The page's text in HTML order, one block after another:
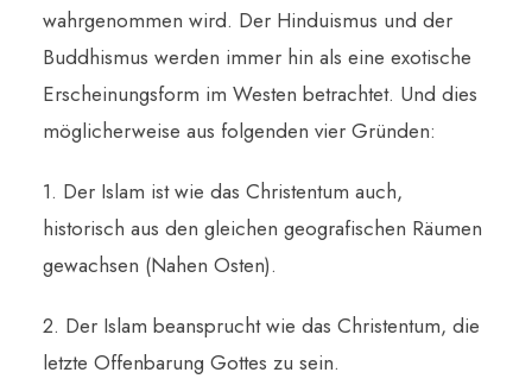
wahrgenommen wird. Der Hinduismus und der
Buddhismus werden immer hin als eine exotische
Erscheinungsform im Westen betrachtet. Und dies
möglicherweise aus folgenden vier Gründen:
1. Der Islam ist wie das Christentum auch,
historisch aus den gleichen geografischen Räumen
gewachsen (Nahen Osten).
2. Der Islam beansprucht wie das Christentum, die
letzte Offenbarung Gottes zu sein.